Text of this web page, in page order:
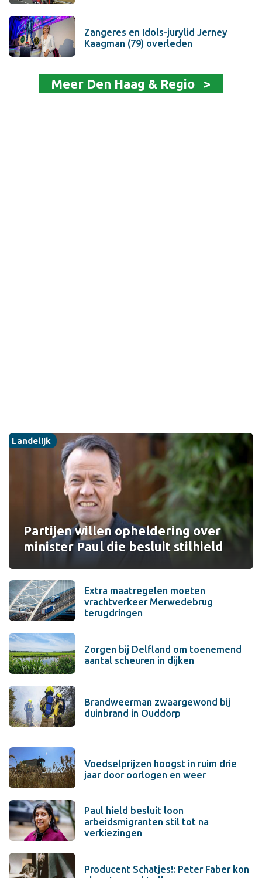
Zangeres en Idols-jurylid Jerney
Kaagman (79) overleden
Meer Den Haag & Regio >
Partijen willen opheldering over
minister Paul die besluit stilhield
Landelijk
Extra maatregelen moeten
vrachtverkeer Merwedebrug
terugdringen
Zorgen bij Delfland om toenemend
aantal scheuren in dijken
Brandweerman zwaargewond bij
duinbrand in Ouddorp
Voedselprijzen hoogst in ruim drie
jaar door oorlogen en weer
Paul hield besluit loon
arbeidsmigranten stil tot na
verkiezingen
Producent Schatjes!: Peter Faber kon